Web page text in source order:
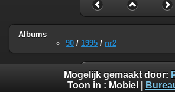
Albums
90 / 1995 / nr2
Mogelijk gemaakt door:
Toon in : Mobiel